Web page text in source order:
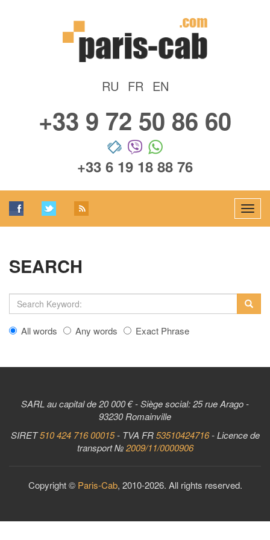
RU FR EN
+33 9 72 50 86 60
+33 6 19 18 88 76
SEARCH
All words Any words Exact Phrase
SARL au capital de 20 000 € - Siège social: 25 rue Arago -
93230 Romainville
SIRET510 424 716 00015- TVA FR53510424716- Licence de
transport №2009/11/0000906
Copyright © Paris-Cab, 2010-2026. All rights reserved.